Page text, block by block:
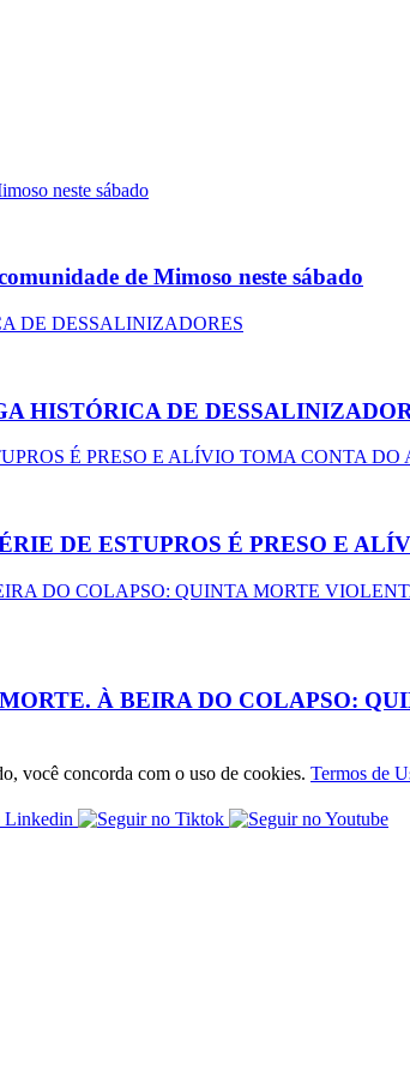
de Mimoso neste sábado
HISTÓRICA DE
DE ESTUPROS É PRESO E
À BEIRA DO COLAPSO:
você concorda com o uso de cookies. Termos de